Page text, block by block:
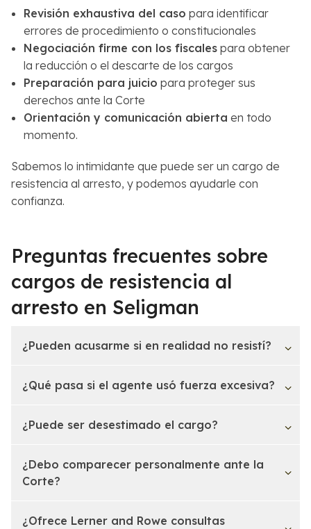
Revisión exhaustiva del caso para identificar
errores de procedimiento o constitucionales
Negociación firme con los fiscalespara obtener
la reducción o el descarte de los cargos
Preparación para juicio para proteger sus
derechos ante la Corte
Orientación y comunicación abierta en todo
momento.
Sabemos lo intimidante que puede ser un cargo de
resistencia al arresto, y podemos ayudarle con
confianza.
Preguntas frecuentes sobre
cargos de resistencia al
arresto en Seligman
¿Pueden acusarme si en realidad no resistí?
¿Qué pasa si el agente usó fuerza excesiva?
¿Puede ser desestimado el cargo?
¿Debo comparecer personalmente ante la
Corte?
¿Ofrece Lerner and Rowe consultas